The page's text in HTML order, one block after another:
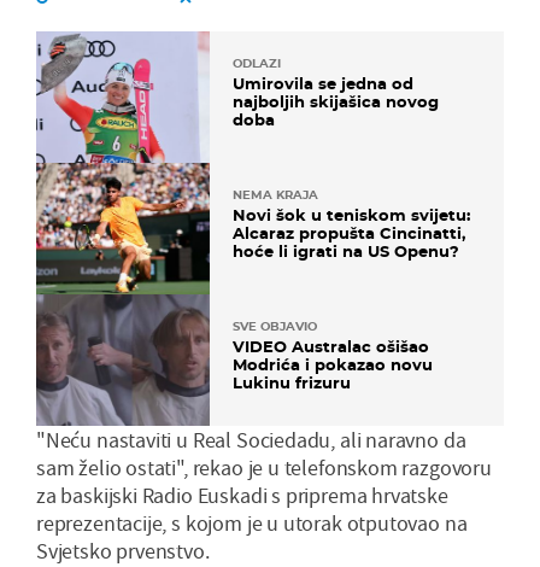
ODLAZI
Umirovila se jedna od
najboljih skijašica novog
doba
NEMA KRAJA
Novi šok u teniskom svijetu:
Alcaraz propušta Cincinatti,
hoće li igrati na US Openu?
SVE OBJAVIO
VIDEO Australac ošišao
Modrića i pokazao novu
Lukinu frizuru
"Neću nastaviti u Real Sociedadu, ali naravno da
sam želio ostati", rekao je u telefonskom razgovoru
za baskijski Radio Euskadi s priprema hrvatske
reprezentacije, s kojom je u utorak otputovao na
Svjetsko prvenstvo.